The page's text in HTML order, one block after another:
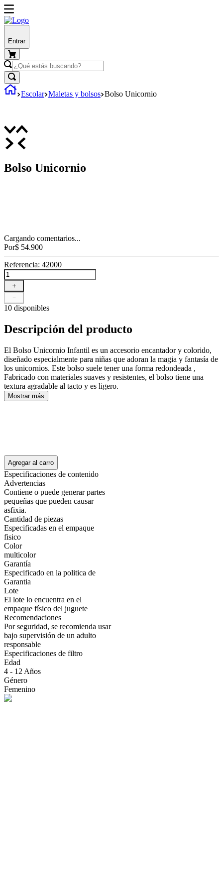
Entrar
Escolar Maletas y bolsos Bolso Unicornio
Bolso Unicornio
Cargando comentarios...
Por$ 54.900
Referencia: 42000
＋
－
10 disponibles
Descripción del producto
El Bolso Unicornio Infantil es un accesorio encantador y colorido,
diseñado especialmente para niñas que adoran la magia y fantasía de
los unicornios. Este bolso suele tener una forma redondeada ,
Fabricado con materiales suaves y resistentes, el bolso tiene una
textura agradable al tacto y es ligero.
Mostrar más
Agregar al carro
Especificaciones de contenido
Advertencias
Contiene o puede generar partes
pequeñas que pueden causar
asfixia.
Cantidad de piezas
Especificadas en el empaque
fisico
Color
multicolor
Garantía
Especificado en la politica de
Garantia
Lote
El lote lo encuentra en el
empaque físico del juguete
Recomendaciones
Por seguridad, se recomienda usar
bajo supervisión de un adulto
responsable
Especificaciones de filtro
Edad
4 - 12 Años
Género
Femenino